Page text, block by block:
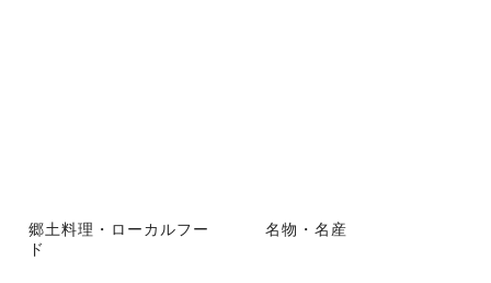
郷土料理・ローカルフー
ド
名物・名産